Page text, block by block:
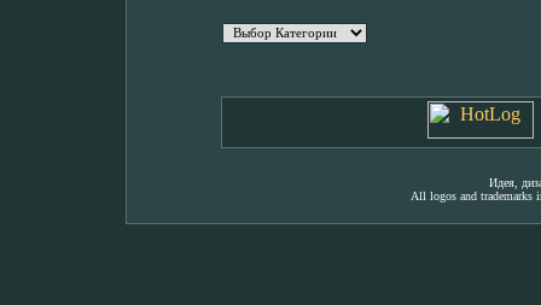
Идея,
All logos and trademarks